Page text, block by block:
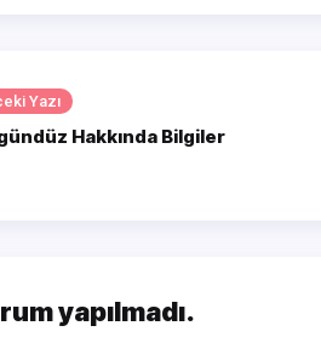
Yazı
Hakkında Bilgiler
yapılmadı.